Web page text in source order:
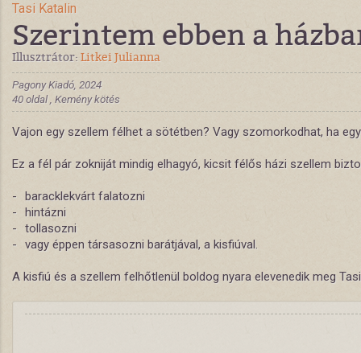
Tasi Katalin
Szerintem ebben a
Illusztrátor: Litkei Julianna
Pagony Kiadó, 2024
40 oldal , Kemény kötés
Vajon egy szellem félhet a sötétben? Vagy szomorkodhat, ha
Ez a fél pár zokniját mindig elhagyó, kicsit félős házi szellem
- baracklekvárt falatozni
- hintázni
- tollasozni
- vagy éppen társasozni barátjával, a kisfiúval.
A kisfiú és a szellem felhőtlenül boldog nyara elevenedik meg